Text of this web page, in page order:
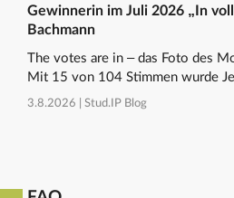
Gewinnerin im Juli 2026 „In
Bachmann
The votes are in – das Foto des
Mit 15 von 104 Stimmen wurde
3.8.2026 | Stud.IP Blog